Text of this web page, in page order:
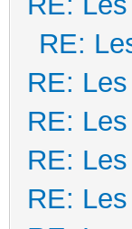
RE:
RE:
RE:
RE:
RE: